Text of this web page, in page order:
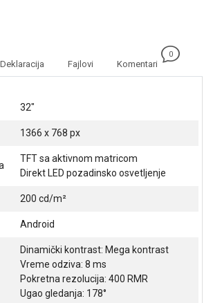
Deklaracija Fajlovi Komentari
0
32"
1366 x 768 px
TFT sa aktivnom matricom
Direkt LED pozadinsko osvetljenje
200 cd/m²
Android
Dinamički kontrast: Mega kontrast
Vreme odziva: 8 ms
Pokretna rezolucija: 400 RMR
Ugao gledanja: 178°